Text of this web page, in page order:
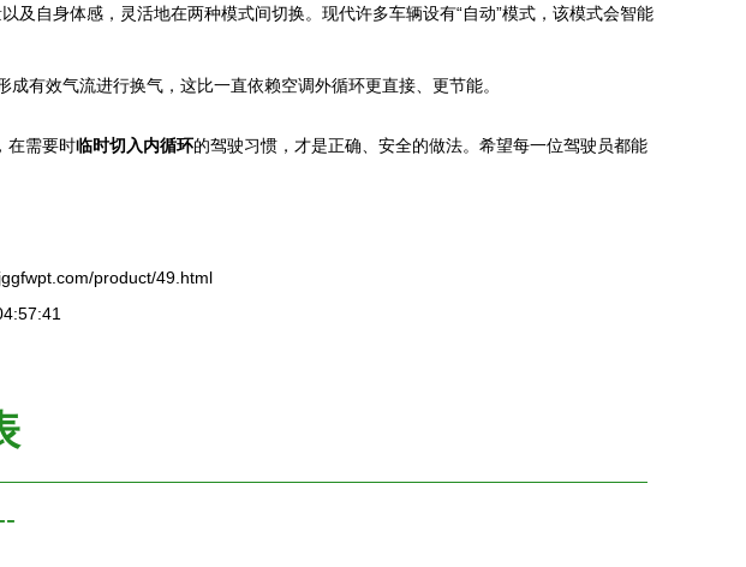
及自身体感，灵活地在两种模式间切换。现代许多车辆设有“自动”模式，该模式会智能
有效气流进行换气，这比一直依赖空调外循环更直接、更节能。
，在需要时临时切入内循环的驾驶习惯，才是正确、安全的做法。希望每一位驾驶员都能
product/49.html